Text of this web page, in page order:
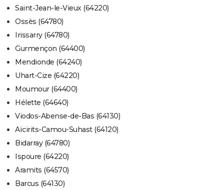
Saint-Jean-le-Vieux (64220)
Ossès (64780)
Irissarry (64780)
Gurmençon (64400)
Mendionde (64240)
Uhart-Cize (64220)
Moumour (64400)
Hélette (64640)
Viodos-Abense-de-Bas (64130)
Aïcirits-Camou-Suhast (64120)
Bidarray (64780)
Ispoure (64220)
Aramits (64570)
Barcus (64130)